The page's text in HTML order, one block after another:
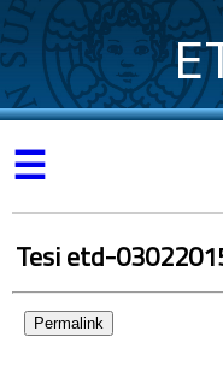
☰
Tesi etd-
Permalink